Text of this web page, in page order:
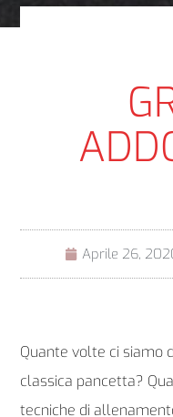
Aprile 26,
Quante volte ci siamo
classica pancetta?
tecniche di